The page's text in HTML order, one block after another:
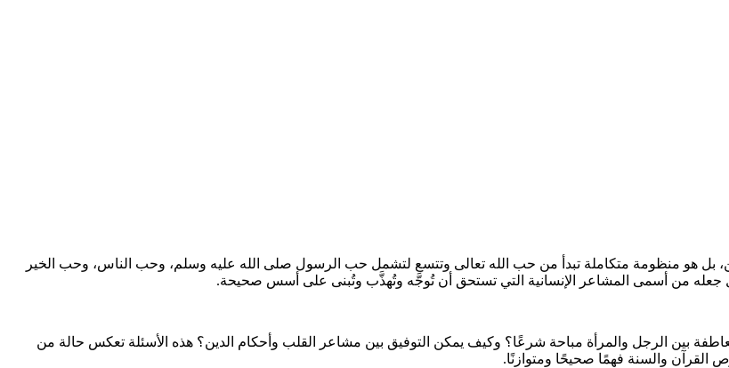
هو منظومة متكاملة تبدأ من حب الله تعالى وتتسع لتشمل حب الرسول صلى الله عليه وسلم، وحب الناس، وحب الخير
جعله من أسمى المشاعر الإنسانية التي تستحق أن تُوجَّه وتُهذَّب وتُبنى على أسس صحيحة.
بين الرجل والمرأة مباحة شرعًا؟ وكيف يمكن التوفيق بين مشاعر القلب وأحكام الدين؟ هذه الأسئلة تعكس حالة من
القرآن والسنة فهمًا صحيحًا ومتوازنًا.